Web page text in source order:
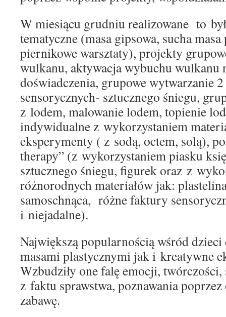
W miesiącu grudniu realizowane to
tematyczne (masa gipsowa, sucha
piernikowe warsztaty), projekty
wulkanu, aktywacja wybuchu wulkanu
doświadczenia, grupowe wytwarzanie
sensorycznych- sztucznego śniegu,
z lodem, malowanie lodem, topienie
indywidualne z wykorzystaniem
eksperymenty ( z sodą, octem, solą),
therapy” (z wykorzystaniem piasku
sztucznego śniegu, figurek oraz z
różnorodnych materiałów jak:
samoschnąca, różne faktury
i niejadalne).
Największą popularnością wśród dzieci
masami plastycznymi jak i kreatywne
Wzbudziły one falę emocji, twórczości,
z faktu sprawstwa, poznawania
zabawę.